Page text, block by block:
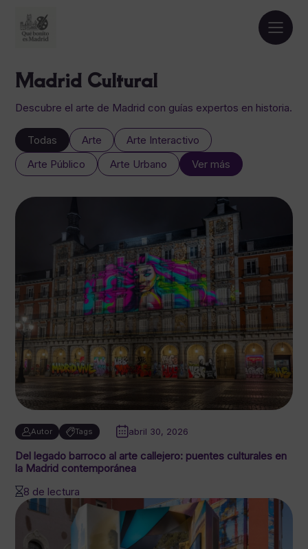
Madrid Cultural
Descubre el arte de Madrid con guías expertos en historia.
Todas Arte
Arte Interactivo
Arte Público
Arte Urbano Ver más
Autor Tags abril 30, 2026
Del legado barroco al arte callejero: puentes culturales en
la Madrid contemporánea
8 de lectura